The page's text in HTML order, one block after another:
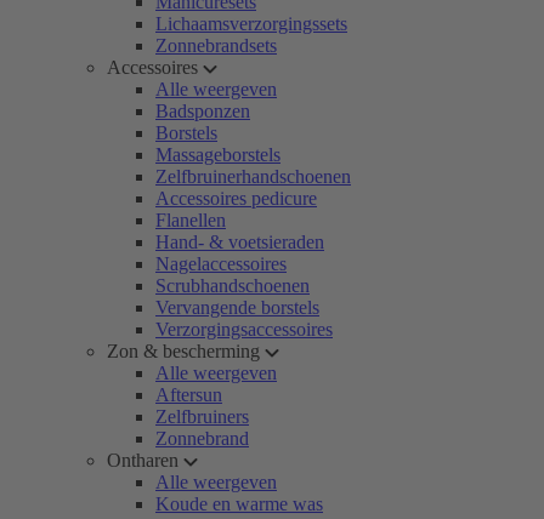
Lichaamsverzorgingssets
Zonnebrandsets
Accessoires
Alle weergeven
Badsponzen
Borstels
Massageborstels
Zelfbruinerhandschoenen
Accessoires pedicure
Flanellen
Hand- & voetsieraden
Nagelaccessoires
Scrubhandschoenen
Vervangende borstels
Verzorgingsaccessoires
Zon & bescherming
Alle weergeven
Aftersun
Zelfbruiners
Zonnebrand
Ontharen
Alle weergeven
Koude en warme was